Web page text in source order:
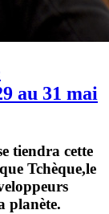
au 31 mai
tiendra cette
Tchèque,le
planète.